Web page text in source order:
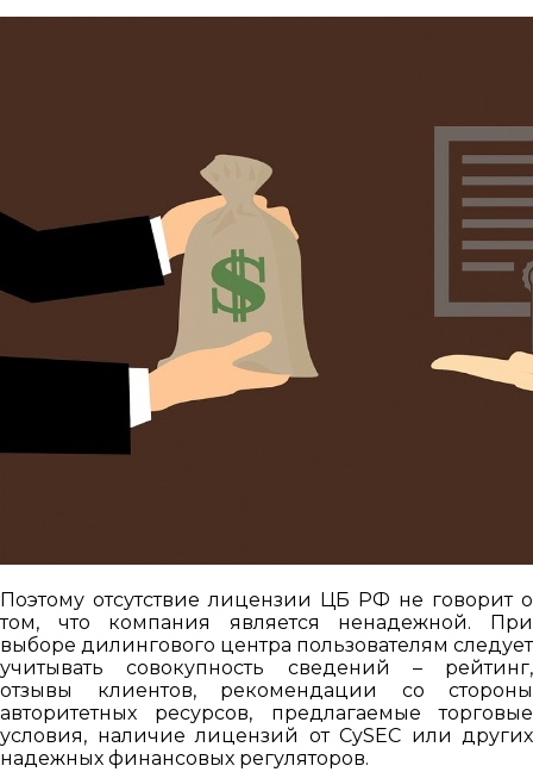
Поэтому отсутствие лицензии ЦБ РФ не говорит о
том, что компания является ненадежной. При
выборе дилингового центра пользователям следует
учитывать совокупность сведений – рейтинг,
отзывы клиентов, рекомендации со стороны
авторитетных ресурсов, предлагаемые торговые
условия, наличие лицензий от CySEC или других
надежных финансовых регуляторов.